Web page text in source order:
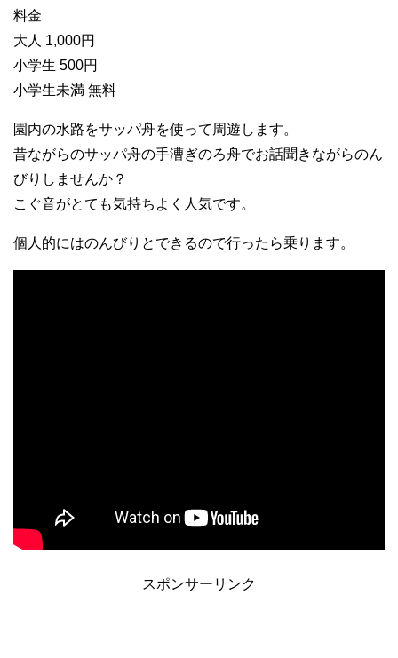
料金
大人 1,000円
小学生 500円
小学生未満 無料
園内の水路をサッパ舟を使って周遊します。
昔ながらのサッパ舟の手漕ぎのろ舟でお話聞きながらのん
びりしませんか？
こぐ音がとても気持ちよく人気です。
個人的にはのんびりとできるので行ったら乗ります。
スポンサーリンク